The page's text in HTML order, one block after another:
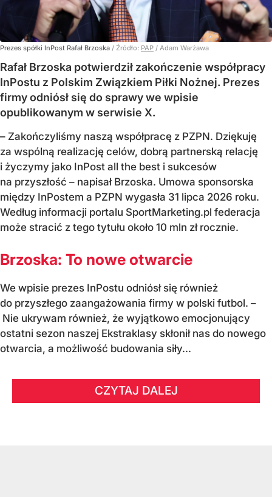
Prezes spółki InPost Rafał Brzoska / Źródło: PAP / Adam Warżawa
Rafał Brzoska potwierdził zakończenie współpracy
InPostu z Polskim Związkiem Piłki Nożnej. Prezes
firmy odniósł się do sprawy we wpisie
opublikowanym w serwisie X.
– Zakończyliśmy naszą współpracę z PZPN. Dziękuję
za wspólną realizację celów, dobrą partnerską relację
i życzymy jako InPost all the best i sukcesów
na przyszłość – napisał Brzoska. Umowa sponsorska
między InPostem a PZPN wygasła 31 lipca 2026 roku.
Według informacji portalu SportMarketing.pl federacja
może stracić z tego tytułu około 10 mln zł rocznie.
Brzoska: To nowe otwarcie
We wpisie prezes InPostu odniósł się również
do przyszłego zaangażowania firmy w polski futbol. –
Nie ukrywam również, że wyjątkowo emocjonujący
ostatni sezon naszej Ekstraklasy skłonił nas do nowego
otwarcia, a możliwość budowania siły...
CZYTAJ DALEJ